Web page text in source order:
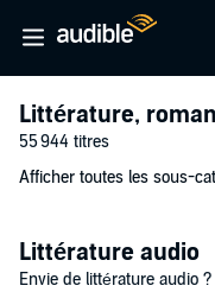
Littérature,
55 944 titres
Afficher toutes les sous-
Littérature audio
Envie de littérature audio